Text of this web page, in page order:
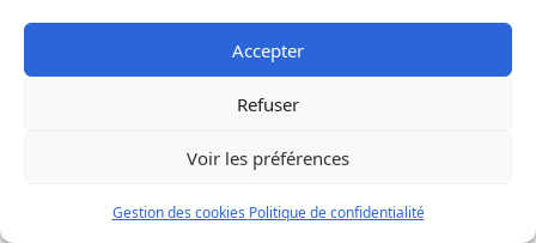
Accepter
Refuser
Voir les préférences
Gestion des cookies Politique de confidentialité